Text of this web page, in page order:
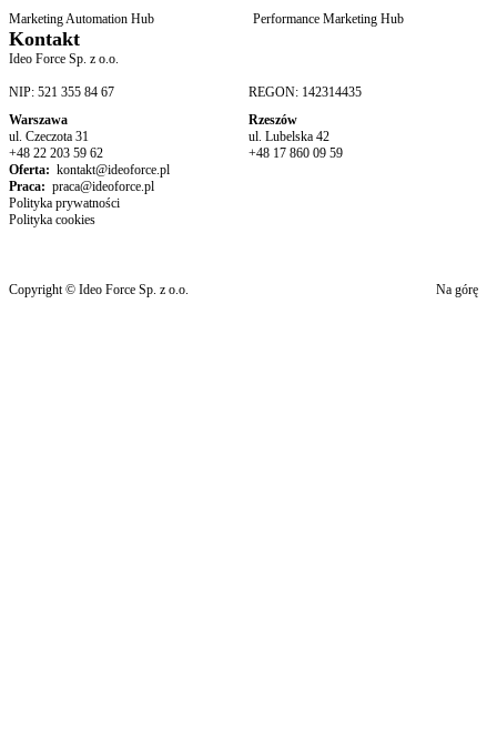
Marketing Automation Hub
Performance Marketing Hub
Kontakt
Ideo Force Sp. z o.o.
NIP: 521 355 84 67
REGON: 142314435
Warszawa
ul. Czeczota 31
+48 22 203 59 62
Rzeszów
ul. Lubelska 42
+48 17 860 09 59
Oferta: kontakt@ideoforce.pl
Praca: praca@ideoforce.pl
Polityka prywatności
Polityka cookies
Copyright © Ideo Force Sp. z o.o. Na górę